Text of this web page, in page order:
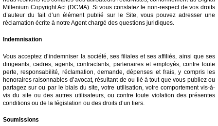
Millenium Copyright Act (DCMA). Si vous constatez le non-respect de vos droits
d’auteur du fait d’un élément publié sur le Site, vous pouvez adresser une
réclamation écrite à notre Agent chargé des questions juridiques.
Indemnisation
Vous acceptez d’indemniser la société, ses filiales et ses affiliés, ainsi que ses
dirigeants, cadres, agents, contractants, partenaires et employés, contre toute
perte, responsabilité, réclamation, demande, dépenses et frais, y compris les
honoraires raisonnables d’avocat, résultant de ou lié à tout que vous publiez ou
partagez sur ou par le biais du site, votre utilisation, votre comportement vis-à-
vis du site ou des autres utilisateurs, ou contre toute violation des présentes
conditions ou de la législation ou des droits d’un tiers.
Soumissions